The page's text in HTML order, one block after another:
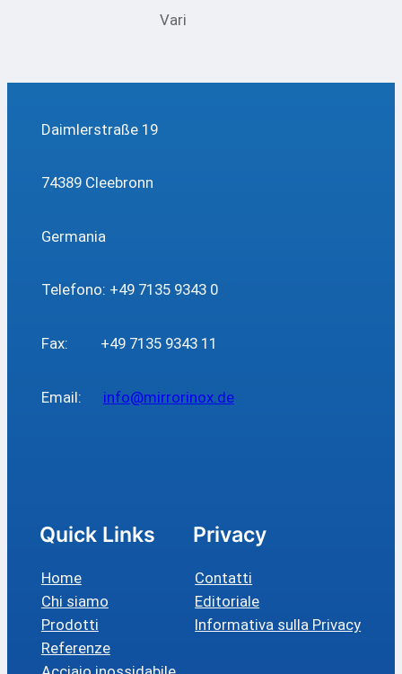
Vari
Daimlerstraße 19
74389 Cleebronn
Germania
Telefono: +49 7135 9343 0
Fax: +49 7135 9343 11
Email: info@mirrorinox.de
Quick Links
Home
Chi siamo
Prodotti
Referenze
Privacy
Contatti
Editoriale
Informativa sulla Privacy